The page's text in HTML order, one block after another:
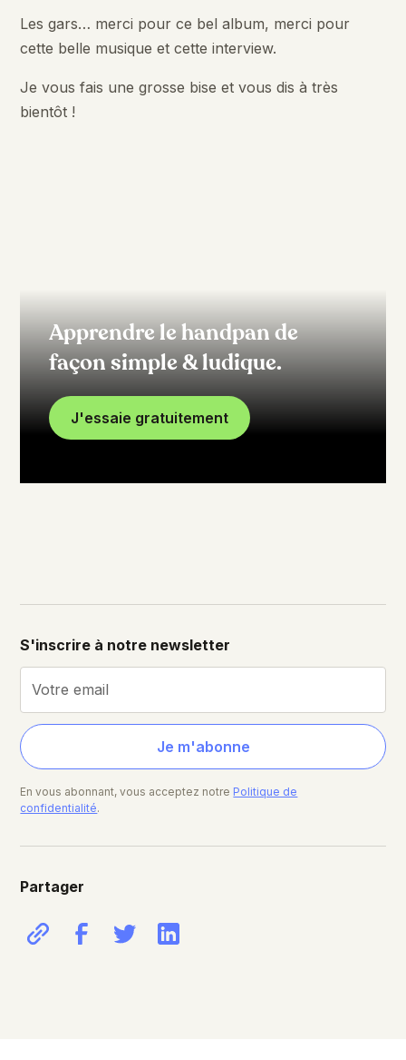
Les gars… merci pour ce bel album, merci pour
cette belle musique et cette interview.
Je vous fais une grosse bise et vous dis à très
bientôt !
Apprendre le handpan de
façon simple & ludique.
J'essaie gratuitement
S'inscrire à notre newsletter
En vous abonnant, vous acceptez notre Politique de
confidentialité.
Partager